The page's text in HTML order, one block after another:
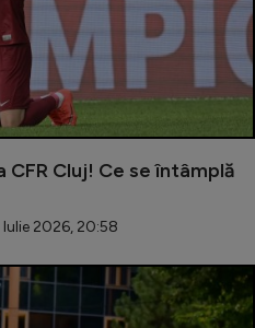
Cluj! Ce se întâmplă
2026, 20:58